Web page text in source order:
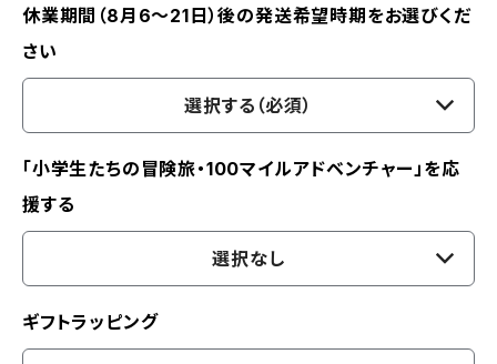
休業期間（8月6〜21日）後の発送希望時期をお選びくだ
さい
選択する（必須）
「小学生たちの冒険旅・100マイルアドベンチャー」を応
援する
選択なし
ギフトラッピング